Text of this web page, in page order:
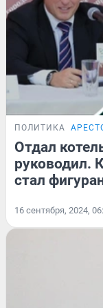
ПОЛИТИКА
Отдал
руководил.
стал
16 сентября, 2024,